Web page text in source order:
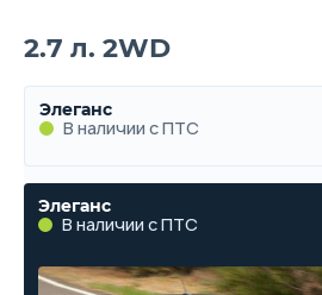
2.7 л. 2WD
Элеганс
В наличии с ПТС
Элеганс
В наличии с ПТС